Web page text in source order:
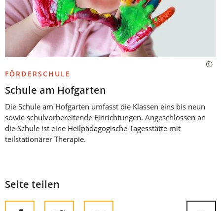
FÖRDERSCHULE
Schule am Hofgarten
Die Schule am Hofgarten umfasst die Klassen eins bis neun
sowie schulvorbereitende Einrichtungen. Angeschlossen an
die Schule ist eine Heilpädagogische Tagesstätte mit
teilstationärer Therapie.
Seite teilen